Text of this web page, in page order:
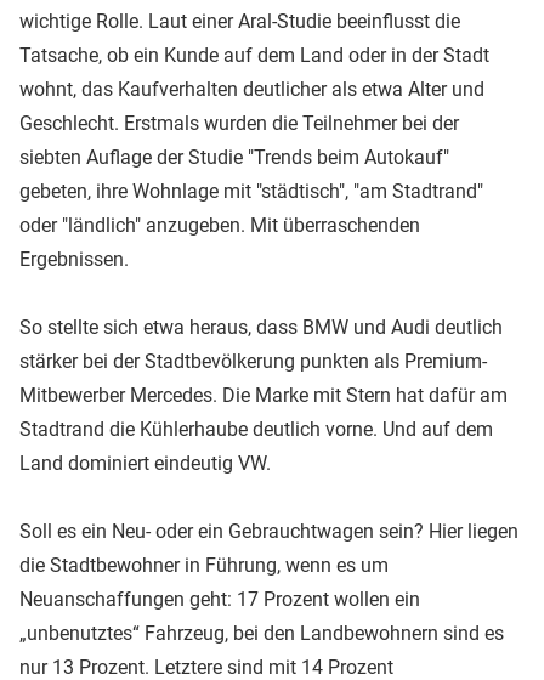
wichtige Rolle. Laut einer Aral-Studie beeinflusst die
Tatsache, ob ein Kunde auf dem Land oder in der Stadt
wohnt, das Kaufverhalten deutlicher als etwa Alter und
Geschlecht. Erstmals wurden die Teilnehmer bei der
siebten Auflage der Studie "Trends beim Autokauf"
gebeten, ihre Wohnlage mit "städtisch", "am Stadtrand"
oder "ländlich" anzugeben. Mit überraschenden
Ergebnissen.
So stellte sich etwa heraus, dass BMW und Audi deutlich
stärker bei der Stadtbevölkerung punkten als Premium-
Mitbewerber Mercedes. Die Marke mit Stern hat dafür am
Stadtrand die Kühlerhaube deutlich vorne. Und auf dem
Land dominiert eindeutig VW.
Soll es ein Neu- oder ein Gebrauchtwagen sein? Hier liegen
die Stadtbewohner in Führung, wenn es um
Neuanschaffungen geht: 17 Prozent wollen ein
„unbenutztes“ Fahrzeug, bei den Landbewohnern sind es
nur 13 Prozent. Letztere sind mit 14 Prozent